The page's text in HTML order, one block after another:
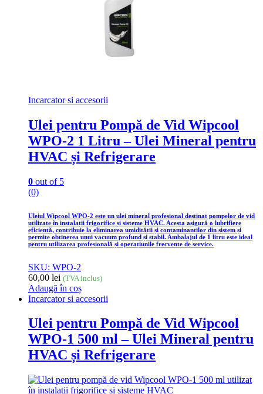
Incarcator si accesorii
Ulei pentru Pompă de Vid Wipcool
WPO-2 1 Litru – Ulei Mineral pentru
HVAC și Refrigerare
0 out of 5
(0)
Uleiul Wipcool WPO-2 este un ulei mineral profesional destinat pompelor de vid
utilizate în instalații frigorifice și sisteme HVAC. Acesta asigură o lubrifiere
eficientă, contribuie la eliminarea umidității și contaminanților din sistem și
permite obținerea unui vacuum profund și stabil. Ambalajul de 1 litru este ideal
pentru utilizarea profesională și operațiunile frecvente de service.
SKU: WPO-2
60,00 lei (TVA inclus)
Adaugă în coș
Incarcator si accesorii
Ulei pentru Pompă de Vid Wipcool
WPO-1 500 ml – Ulei Mineral pentru
HVAC și Refrigerare